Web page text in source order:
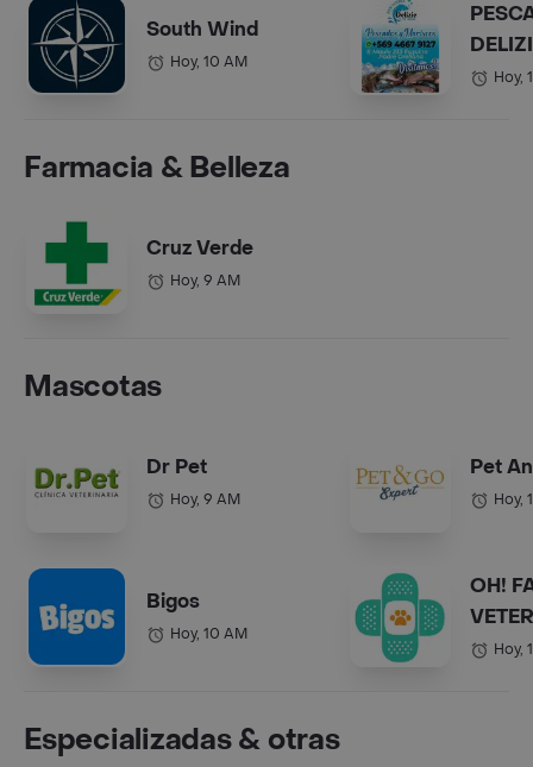
South Wind
Hoy, 10 AM
Hoy,
Farmacia & Belleza
Cruz Verde
Hoy, 9 AM
Mascotas
Dr Pet
Hoy, 9 AM
Bigos
Hoy, 10 AM
Pet
Hoy,
OH!
Hoy,
Especializadas & otras